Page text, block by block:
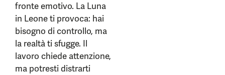
fronte emotivo. La Luna
in Leone ti provoca: hai
bisogno di controllo, ma
la realtà ti sfugge. Il
lavoro chiede attenzione,
ma potresti distrarti